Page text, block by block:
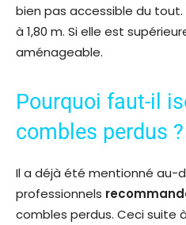
bien pas accessible du
à 1,80 m. Si elle est
aménageable.
Pourquoi faut-il
combles perdus ?
Il a déjà été mentionné au-
professionnels
combles perdus. Ceci suite